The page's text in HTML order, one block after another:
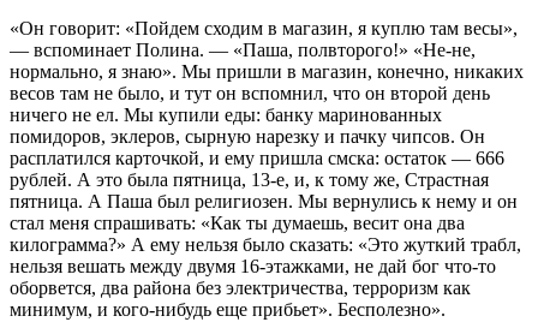
«Он говорит: «Пойдем сходим в магазин, я куплю там весы»,
— вспоминает Полина. — «Паша, полвторого!» «Не-не,
нормально, я знаю». Мы пришли в магазин, конечно, никаких
весов там не было, и тут он вспомнил, что он второй день
ничего не ел. Мы купили еды: банку маринованных
помидоров, эклеров, сырную нарезку и пачку чипсов. Он
расплатился карточкой, и ему пришла смска: остаток — 666
рублей. А это была пятница, 13-е, и, к тому же, Страстная
пятница. А Паша был религиозен. Мы вернулись к нему и он
стал меня спрашивать: «Как ты думаешь, весит она два
килограмма?» А ему нельзя было сказать: «Это жуткий трабл,
нельзя вешать между двумя 16-этажками, не дай бог что-то
оборвется, два района без электричества, терроризм как
минимум, и кого-нибудь еще прибьет». Бесполезно».